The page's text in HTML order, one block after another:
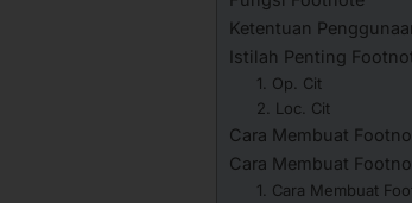
Ketentuan
Istilah Penting
1. Op. Cit
2. Loc. Cit
Cara Membuat
Cara Membuat
1. Cara Membuat